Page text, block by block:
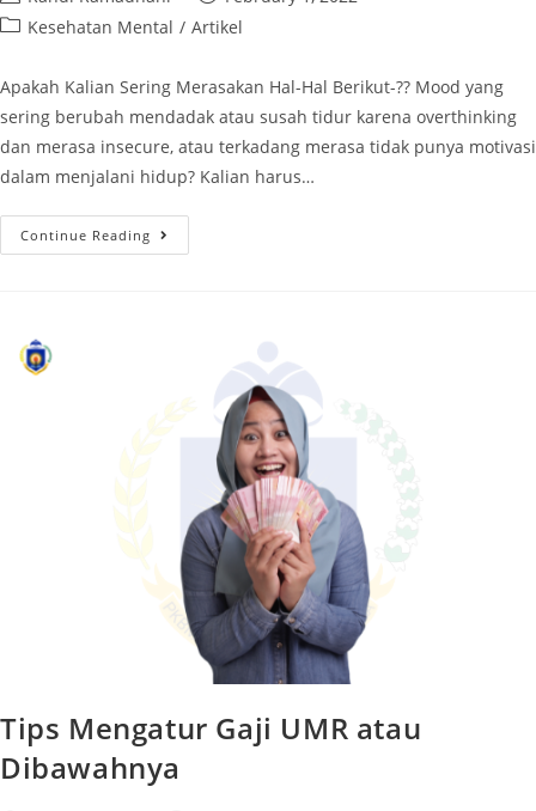
Kesehatan Mental / Artikel
Apakah Kalian Sering Merasakan Hal-Hal Berikut-?? Mood yang
sering berubah mendadak atau susah tidur karena overthinking
dan merasa insecure, atau terkadang merasa tidak punya motivasi
dalam menjalani hidup? Kalian harus…
Continue Reading
Tips Mengatur Gaji UMR atau
Dibawahnya